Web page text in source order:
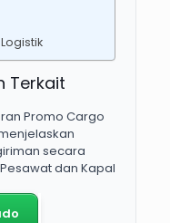
Terkait
Promo Cargo
secara
dan Kapal